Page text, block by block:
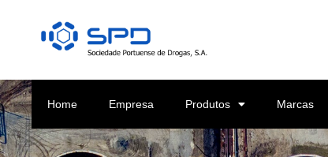
Home Empresa Produtos Marcas